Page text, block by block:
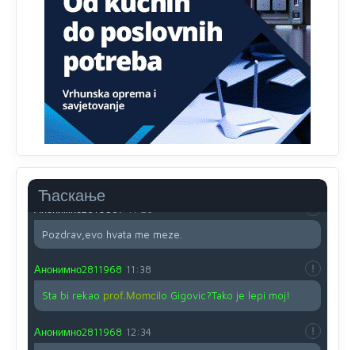
Ћаскање
Proguglajte
Анонимно2810587
11:21
O kako su cudni lvi ljudi,uzeli bi sve da mogu...a ja srce
svima fajem,radujem se tudjoj sreci.I ko ima i ko nema
na iso ce mjesto leci!
Анонимно2810587
11:24
Pozdrav,evo hvata me meze.
Анонимно2811968 11:38
Sta bi rekao prof.Momcilo Gigovic?Tako je lepi moj!
Анонимно2811968 12:34